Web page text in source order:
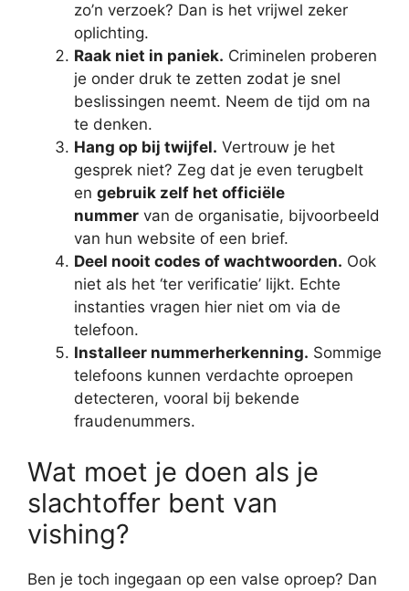
zo’n verzoek? Dan is het vrijwel zeker
oplichting.
Raak niet in paniek. Criminelen proberen
je onder druk te zetten zodat je snel
beslissingen neemt. Neem de tijd om na
te denken.
Hang op bij twijfel. Vertrouw je het
gesprek niet? Zeg dat je even terugbelt
en gebruik zelf het officiële
nummer van de organisatie, bijvoorbeeld
van hun website of een brief.
Deel nooit codes of wachtwoorden. Ook
niet als het ‘ter verificatie’ lijkt. Echte
instanties vragen hier niet om via de
telefoon.
Installeer nummerherkenning. Sommige
telefoons kunnen verdachte oproepen
detecteren, vooral bij bekende
fraudenummers.
Wat moet je doen als je
slachtoffer bent van
vishing?
Ben je toch ingegaan op een valse oproep? Dan